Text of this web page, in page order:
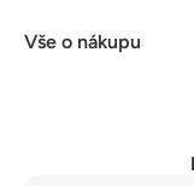
Vše o nákupu